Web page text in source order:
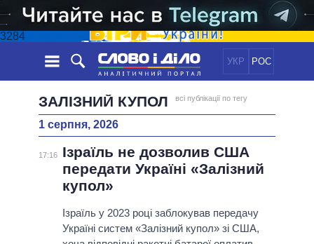
3284
УКР РОС
НОВИНИ
СТРІЧКА
ПОДІЇ
СТАТТІ
ДУМКИ
ОГЛЯДИ
ДАЙДЖЕСТИ
ЕКОНОМІКА
СУСПІЛЬСТВО
ПОЛIТИКИ
УСІ ПОЛІТИКИ
ПРЕЗИДЕНТ І ОФІС
ВЕРХОВНА РАДА
ВІДЕО
ЗАЛІЗНИЙ КУПОЛ всі публікації по тегу
1 серпня, 2026
17:16
Ізраїль не дозволив США
передати Україні «Залізний
купол»
Ізраїль у 2023 році заблокував передачу
Україні систем «Залізний купол» зі США,